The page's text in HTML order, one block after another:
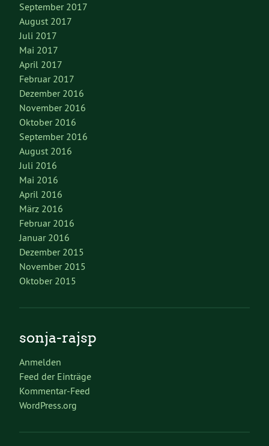
September 2017
August 2017
Juli 2017
Mai 2017
April 2017
Februar 2017
Dezember 2016
November 2016
Oktober 2016
September 2016
August 2016
Juli 2016
Mai 2016
April 2016
März 2016
Februar 2016
Januar 2016
Dezember 2015
November 2015
Oktober 2015
sonja-rajsp
Anmelden
Feed der Einträge
Kommentar-Feed
WordPress.org